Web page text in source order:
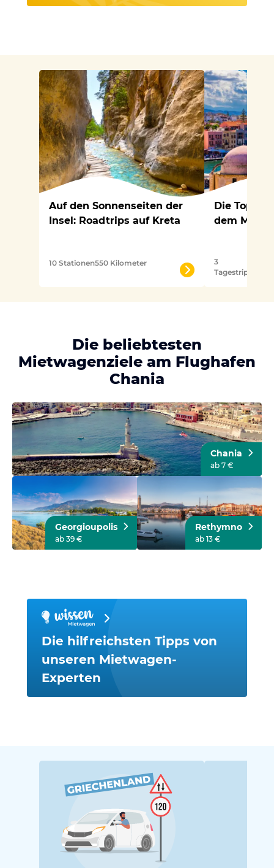
Auf den Sonnenseiten der
Insel: Roadtrips auf Kreta
10 Stationen550 Kilometer
Die Top-3-
dem
3
Tagestrips
Die beliebtesten
Mietwagenziele am Flughafen
Chania
Chania
ab 7 €
Georgioupolis
ab 39 €
Rethymno
ab 13 €
Die hilfreichsten Tipps von
unseren Mietwagen-
Experten